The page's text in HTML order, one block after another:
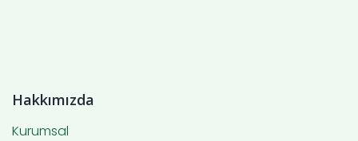
Hakkımızda
Kurumsal